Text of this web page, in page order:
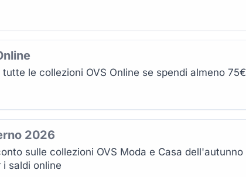
le collezioni OVS Online se spendi almeno 75€
2026
sulle collezioni OVS Moda e Casa dell'autunno
saldi online